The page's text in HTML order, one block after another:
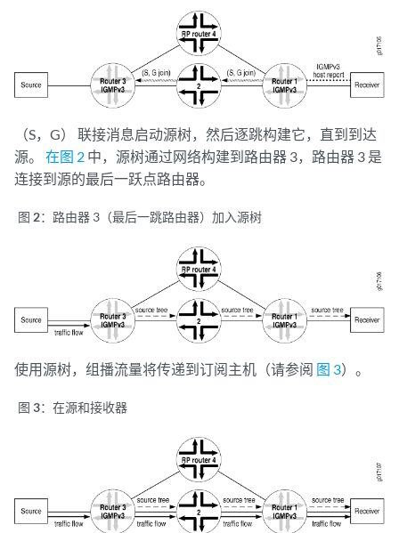
（S，G） 联接消息启动源树，然后逐跳构建它，直到到达
源。 在图 2 中，源树通过网络构建到路由器 3，路由器 3 是
连接到源的最后一跃点路由器。
图 2： 路由器 3（最后一跳路由器）加入源树
使用源树，组播流量将传递到订阅主机（请参阅 图 3）。
图 3： 在源和接收器